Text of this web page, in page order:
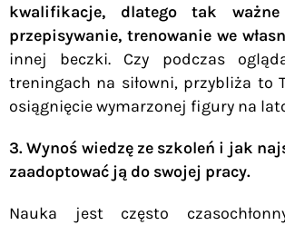
kwalifikacje, dlatego tak
przepisywanie, trenowanie we
innej beczki. Czy podczas
treningach na siłowni, przybliża to
osiągnięcie wymarzonej figury na
3. Wynoś wiedzę ze szkoleń i jak
zaadoptować ją do swojej pracy.
Nauka jest często